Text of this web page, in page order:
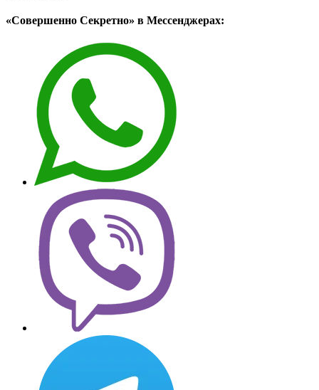
«Совершенно Секретно» в Мессенджерах: